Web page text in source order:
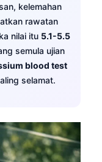
kelemahan
rawatan
nilai itu 5.1-5.5
semula ujian
blood test
selamat.